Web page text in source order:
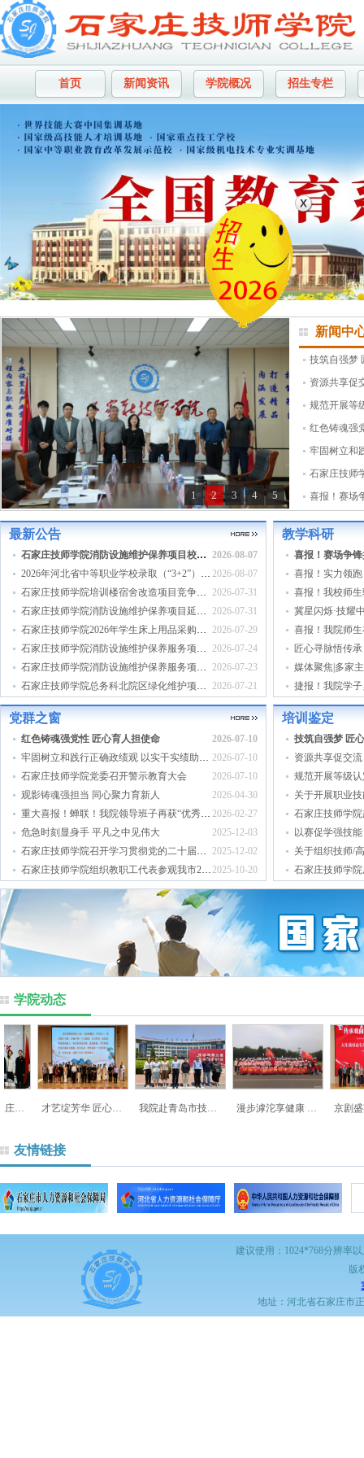
首页 新闻资讯 学院概况 招生专栏
1 2 3 4 5
新闻中
技筑自强梦
资源共享促
规范开展等
红色铸魂强
石家庄技师
最新公告
2026-08-07
石家庄技师学院消防设施维护保养项目校内采购成交公告
2026-08-07
2026年河北省中等职业学校录取（“3+2”）考生公示名单（沧州市）
2026-07-31
石家庄技师学院培训楼宿舍改造项目竞争性磋商公告
2026-07-31
石家庄技师学院消防设施维护保养项目延期公告
2026-07-29
石家庄技师学院2026年学生床上用品采购项目公开招标公告
2026-07-24
石家庄技师学院消防设施维护保养服务项目采购公告
2026-07-23
石家庄技师学院消防设施维护保养服务项目废标公告
2026-07-21
石家庄技师学院总务科北院区绿化维护项目成交公告
教学科研
匠心寻脉悟传
党群之窗
2026-07-10
红色铸魂强党性 匠心育人担使命
2026-07-10
牢固树立和践行正确政绩观 以实干实绩助推学院高质量发展
2026-07-10
石家庄技师学院党委召开警示教育大会
2026-04-30
观影铸魂强担当 同心聚力育新人
2026-02-27
重大喜报！蝉联！我院领导班子再获“优秀领导班子”称号！
2025-12-03
危急时刻显身手 平凡之中见伟大
2025-12-02
石家庄技师学院召开学习贯彻党的二十届四中全会精神宣讲会
2025-10-20
石家庄技师学院组织教职工代表参观我市2025年中国国际数字经济博览会
培训鉴定
技筑自强梦 匠
资源共享促交
规范开展等级
关于开展职业
以赛促学强技
学院动态
合作共赢 石家庄技师学院与西柏坡技工学校正式签约 才艺绽芳华 匠心育桃李 我院赴青岛市技师学院考察学习大学生预备技师班建设工作 漫步滹沱享健康 凝聚力量迎端午
友情链接
建议使用：1024*768分辨率
版
地址：河北省石家庄市